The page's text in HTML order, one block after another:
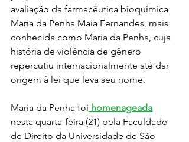
avaliação da farmacêutica bioquímica
Maria da Penha Maia Fernandes, mais
conhecida como Maria da Penha, cuja
história de violência de gênero
repercutiu internacionalmente até dar
origem à lei que leva seu nome.
Maria da Penha foi homenageada
nesta quarta-feira (21) pela Faculdade
de Direito da Universidade de São